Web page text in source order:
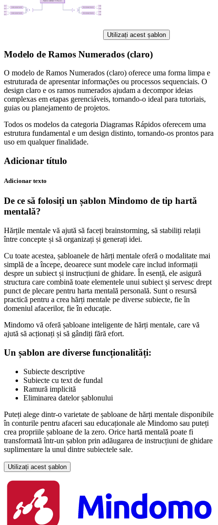
Utilizați acest șablon
Modelo de Ramos Numerados (claro)
O modelo de Ramos Numerados (claro) oferece uma forma limpa e
estruturada de apresentar informações ou processos sequenciais. O
design claro e os ramos numerados ajudam a decompor ideias
complexas em etapas gerenciáveis, tornando-o ideal para tutoriais,
guias ou planejamento de projetos.
Todos os modelos da categoria Diagramas Rápidos oferecem uma
estrutura fundamental e um design distinto, tornando-os prontos para
uso em qualquer finalidade.
Adicionar título
Adicionar texto
De ce să folosiți un șablon Mindomo de tip hartă
mentală?
Hărțile mentale vă ajută să faceți brainstorming, să stabiliți relații
între concepte și să organizați și generați idei.
Cu toate acestea, șabloanele de hărți mentale oferă o modalitate mai
simplă de a începe, deoarece sunt modele care includ informații
despre un subiect și instrucțiuni de ghidare. În esență, ele asigură
structura care combină toate elementele unui subiect și servesc drept
punct de plecare pentru harta mentală personală. Sunt o resursă
practică pentru a crea hărți mentale pe diverse subiecte, fie în
domeniul afacerilor, fie în educație.
Mindomo vă oferă șabloane inteligente de hărți mentale, care vă
ajută să acționați și să gândiți fără efort.
Un șablon are diverse funcționalități:
Subiecte descriptive
Subiecte cu text de fundal
Ramură implicită
Eliminarea datelor șablonului
Puteți alege dintr-o varietate de șabloane de hărți mentale disponibile
în conturile pentru afaceri sau educaționale ale Mindomo sau puteți
crea propriile șabloane de la zero. Orice hartă mentală poate fi
transformată într-un șablon prin adăugarea de instrucțiuni de ghidare
suplimentare la unul dintre subiectele sale.
Utilizați acest șablon